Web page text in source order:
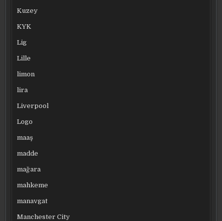
Kuzey
KYK
Lig
Lille
limon
lira
Liverpool
Logo
maaş
madde
mağara
mahkeme
manavgat
Manchester City